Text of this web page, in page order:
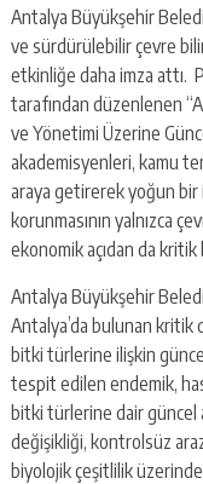
Antalya Büyükşehir
ve sürdürülebilir çevre
etkinliğe daha imza attı.
tarafından düzenlenen
ve Yönetimi Üzerine
akademisyenleri, kamu
araya getirerek yoğun bir
korunmasının yalnızca
ekonomik açıdan da
Antalya Büyükşehir
Antalya’da bulunan kritik
bitki türlerine ilişkin
tespit edilen endemik,
bitki türlerine dair güncel
değişikliği, kontrolsüz
biyolojik çeşitlilik